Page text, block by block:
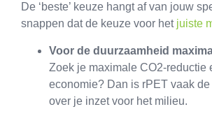
De ‘beste’ keuze hangt af van jouw
snappen dat de keuze voor het juiste
Voor de duurzaamheid
Zoek je maximale CO2-reductie
economie? Dan is rPET vaak
over je inzet voor het milieu.